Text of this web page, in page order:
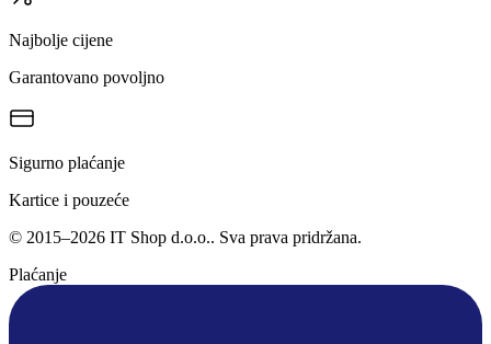
Najbolje cijene
Garantovano povoljno
Sigurno plaćanje
Kartice i pouzeće
© 2015–2026 IT Shop d.o.o.. Sva prava pridržana.
Plaćanje